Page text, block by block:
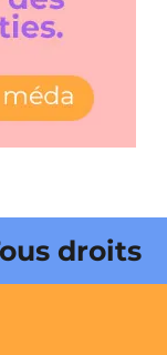
droits